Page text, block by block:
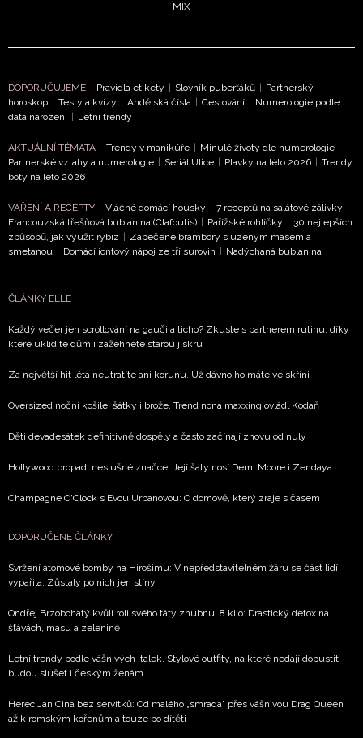
ODESLAT
Přihlášením k newsletteru souhlasíte sObchodními
podmínkami společnosti BurdaMedia Extra s.r.o.a
potvrzujete, že jste se seznámili se Zásadami
Chcete navíc dostávat i další zajímavé a exkluzivní
zpracováním údajů k tomuto účelu podleZásad ochrany
MIX
DOPORUČUJEME Pravidla etikety | Slovník puberťáků | Partnerský
horoskop | Testy a kvízy | Andělská čísla | Cestování | Numerologie podle
data narození | Letní trendy
AKTUÁLNÍ TÉMATA Trendy v manikúře | Minulé životy dle numerologie |
Partnerské vztahy a numerologie | Seriál Ulice | Plavky na léto 2026 | Trendy
boty na léto 2026
VAŘENÍ A RECEPTY Vláčné domácí housky | 7 receptů na salátové zálivky |
Francouzská třešňová bublanina (Clafoutis) | Pařížské rohlíčky | 30 nejlepších
způsobů, jak využít rybíz | Zapečené brambory s uzeným masem a
smetanou | Domácí iontový nápoj ze tří surovin | Nadýchaná bublanina
ČLÁNKY ELLE
Každý večer jen scrollování na gauči a ticho? Zkuste s partnerem rutinu, díky
které uklidíte dům i zažehnete starou jiskru
Za největší hit léta neutratíte ani korunu. Už dávno ho máte ve skříni
Oversized noční košile, šátky i brože. Trend nona maxxing ovládl Kodaň
Děti devadesátek definitivně dospěly a často začínají znovu od nuly
Hollywood propadl neslušné značce. Její šaty nosí Demi Moore i Zendaya
Champagne O'Clock s Evou Urbanovou: O domově, který zraje s časem
DOPORUČENÉ ČLÁNKY
Svržení atomové bomby na Hirošimu: V nepředstavitelném žáru se část lidí
vypařila. Zůstaly po nich jen stíny
Ondřej Brzobohatý kvůli roli svého táty zhubnul 8 kilo: Drastický detox na
šťávách, masu a zelenině
Letní trendy podle vášnivých Italek. Stylové outfity, na které nedají dopustit,
budou slušet i českým ženám
Herec Jan Cina bez servítků: Od malého „smrada” přes vášnivou Drag Queen
až k romským kořenům a touze po dítěti